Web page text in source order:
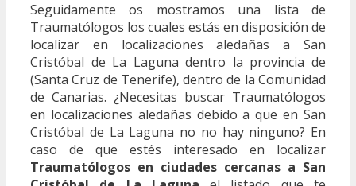
Seguidamente os mostramos una lista de
Traumatólogos los cuales estás en disposición de
localizar en localizaciones aledañas a San
Cristóbal de La Laguna dentro la provincia de
(Santa Cruz de Tenerife), dentro de la Comunidad
de Canarias. ¿Necesitas buscar Traumatólogos
en localizaciones aledañas debido a que en San
Cristóbal de La Laguna no no hay ninguno? En
caso de que estés interesado en localizar
Traumatólogos en ciudades cercanas a San